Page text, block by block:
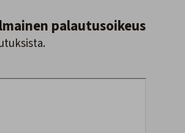
palautusoikeus